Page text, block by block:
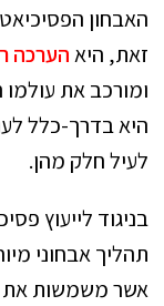
האבחון
זאת, היאהערכה
ומורכב את
היא בדרך-כלל
לעיל חלק מהן.
בניגוד לייעוץ
תהליך אבחוני
אשר משמשות את